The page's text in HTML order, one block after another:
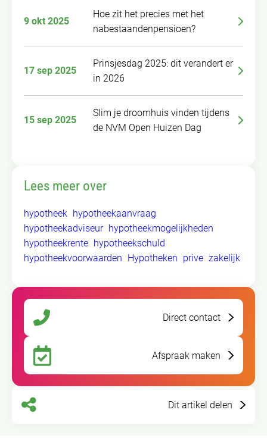
9 okt 2025
Hoe zit het precies met het
nabestaandenpensioen?
17 sep 2025
Prinsjesdag 2025: dit verandert er
in 2026
15 sep 2025
Slim je droomhuis vinden tijdens
de NVM Open Huizen Dag
Lees meer over
hypotheek hypotheekaanvraag
hypotheekadviseur hypotheekmogelijkheden
hypotheekrente hypotheekschuld
hypotheekvoorwaarden Hypotheken prive zakelijk
Direct contact
Afspraak maken
Dit artikel delen